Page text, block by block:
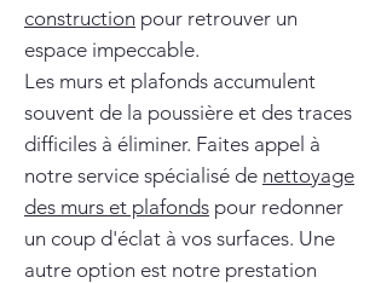
construction pour retrouver un
espace impeccable.
Les murs et plafonds accumulent
souvent de la poussière et des traces
difficiles à éliminer. Faites appel à
notre service spécialisé de nettoyage
des murs et plafonds pour redonner
un coup d'éclat à vos surfaces. Une
autre option est notre prestation